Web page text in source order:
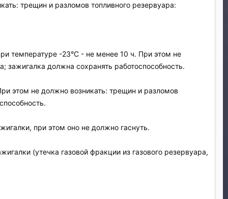
трещин и разломов топливного резервуара:
температуре -23°C - не менее 10 ч. При этом не
зажигалка должна сохранять работоспособность.
этом не должно возникать: трещин и разломов
при этом оно не должно гаснуть.
(утечка газовой фракции из газового резервуара,